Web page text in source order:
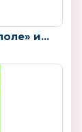
и...